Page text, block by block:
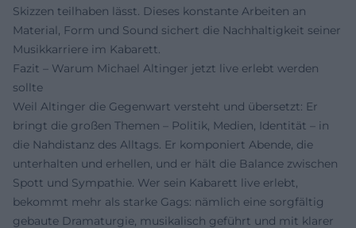
Skizzen teilhaben lässt. Dieses konstante Arbeiten an
Material, Form und Sound sichert die Nachhaltigkeit seiner
Musikkarriere im Kabarett.
Fazit – Warum Michael Altinger jetzt live erlebt werden
sollte
Weil Altinger die Gegenwart versteht und übersetzt: Er
bringt die großen Themen – Politik, Medien, Identität – in
die Nahdistanz des Alltags. Er komponiert Abende, die
unterhalten und erhellen, und er hält die Balance zwischen
Spott und Sympathie. Wer sein Kabarett live erlebt,
bekommt mehr als starke Gags: nämlich eine sorgfältig
gebaute Dramaturgie, musikalisch geführt und mit klarer